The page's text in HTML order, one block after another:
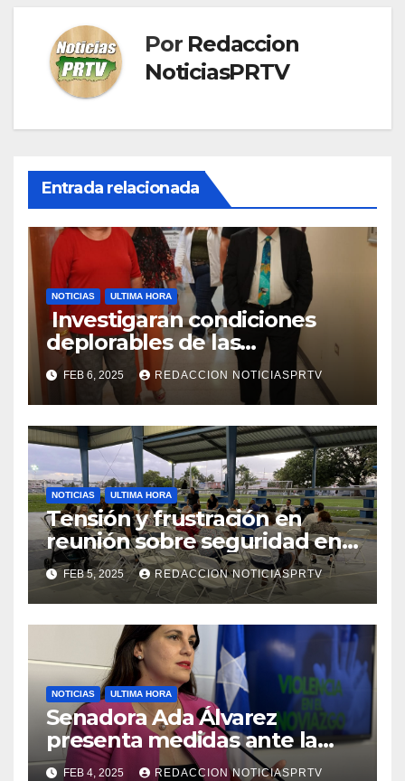
Por Redaccion
NoticiasPRTV
Entrada relacionada
NOTICIAS ULTIMA HORA
Investigaran condiciones
deplorables de las
facilidades el Departamento
de la Salud en Mayagüez
FEB 6, 2025 REDACCION NOTICIASPRTV
NOTICIAS ULTIMA HORA
Tensión y frustración en
reunión sobre seguridad en
Reparto Metropolitano
FEB 5, 2025 REDACCION NOTICIASPRTV
NOTICIAS ULTIMA HORA
Senadora Ada Álvarez
presenta medidas ante la
violencia en el noviazgo
FEB 4, 2025 REDACCION NOTICIASPRTV